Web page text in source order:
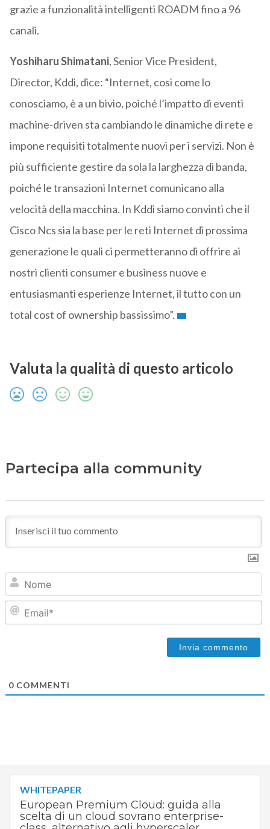
grazie a funzionalità intelligenti ROADM fino a 96
canali.
Yoshiharu Shimatani, Senior Vice President,
Director, Kddi, dice: “Internet, così come lo
conosciamo, è a un bivio, poiché l’impatto di eventi
machine-driven sta cambiando le dinamiche di rete e
impone requisiti totalmente nuovi per i servizi. Non è
più sufficiente gestire da sola la larghezza di banda,
poiché le transazioni Internet comunicano alla
velocità della macchina. In Kddi siamo convinti che il
Cisco Ncs sia la base per le reti Internet di prossima
generazione le quali ci permetteranno di offrire ai
nostri clienti consumer e business nuove e
entusiasmanti esperienze Internet, il tutto con un
total cost of ownership bassissimo”.
Valuta la qualità di questo articolo
Partecipa alla community
0COMMENTI
WHITEPAPER
European Premium Cloud: guida alla
scelta di un cloud sovrano enterprise-